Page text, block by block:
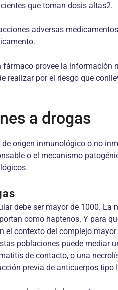
que toman dosis altas2.
adversas
provee la
realizar por el riesgo que
a drogas
origen inmunológico o no
o el mecanismo
debe ser mayor de 1000.
como haptenos. Y para
el contexto del complejo
poblaciones puede
de contacto, o una
previa de anticuerpos tipo